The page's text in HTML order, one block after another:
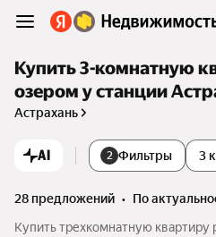
Купить 3-комнатную
озером у станции
Астрахань
AI 2 Фильтры 3
28 предложений •
по
Купить трехкомнатную квартиру